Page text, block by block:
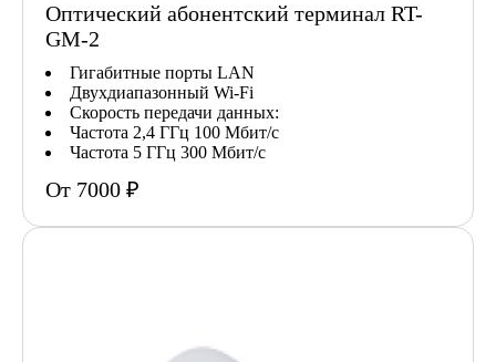
Оптический абонентский терминал RT-
GM-2
Гигабитные порты LAN
Двухдиапазонный Wi-Fi
Скорость передачи данных:
Частота 2,4 ГГц 100 Мбит/с
Частота 5 ГГц 300 Мбит/с
От 7000 ₽